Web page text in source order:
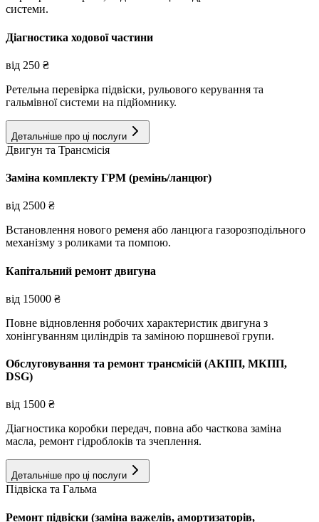
системи.
Діагностика ходової частини
від 250 ₴
Ретельна перевірка підвіски, рульового керування та
гальмівної системи на підйомнику.
Детальніше про ці послуги
Двигун та Трансмісія
Заміна комплекту ГРМ (ремінь/ланцюг)
від 2500 ₴
Встановлення нового ременя або ланцюга газорозподільного
механізму з роликами та помпою.
Капітальний ремонт двигуна
від 15000 ₴
Повне відновлення робочих характеристик двигуна з
хонінгуванням циліндрів та заміною поршневої групи.
Обслуговування та ремонт трансмісій (АКПП, МКПП,
DSG)
від 1500 ₴
Діагностика коробки передач, повна або часткова заміна
масла, ремонт гідроблоків та зчеплення.
Детальніше про ці послуги
Підвіска та Гальма
Ремонт підвіски (заміна важелів, амортизаторів,